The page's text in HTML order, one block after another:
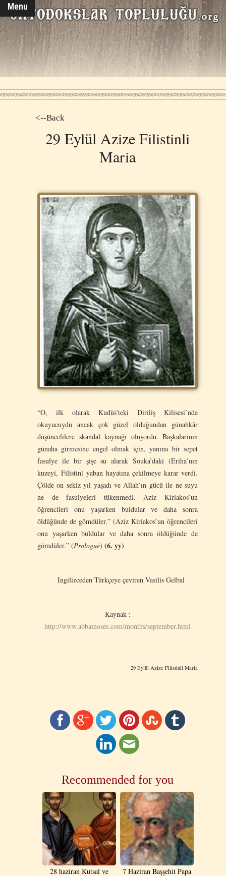
Menu
<--Back
29 Eylül Azize Filistinli
Maria
“O, ilk olarak Kudüs’teki Diriliş Kilisesi’nde
okuyucuydu ancak çok güzel olduğundan günahkâr
düşüncelilere skandal kaynağı oluyordu. Başkalarının
günaha girmesine engel olmak için, yanına bir sepet
fasulye ile bir şişe su alarak Souka’daki (Eriha’nın
kuzeyi, Filistin) yaban hayatına çekilmeye karar verdi.
Çölde on sekiz yıl yaşadı ve Allah’ın gücü ile ne suyu
ne de fasulyeleri tükenmedi. Aziz Kiriakos’un
öğrencileri onu yaşarken buldular ve daha sonra
öldüğünde de gömdüler.” (Aziz Kiriakos’un öğrencileri
onu yaşarken buldular ve daha sonra öldüğünde de
gömdüler.” (Prologue) (6. yy)
Ingilizceden Türkçeye çeviren Vasilis Gelbal
Kaynak :
http://www.abbamoses.com/months/september.html
29 Eylül Azize Filistinli Maria
Recommended for you
28 haziran Kutsal ve
7 Haziran Başşehit Papa